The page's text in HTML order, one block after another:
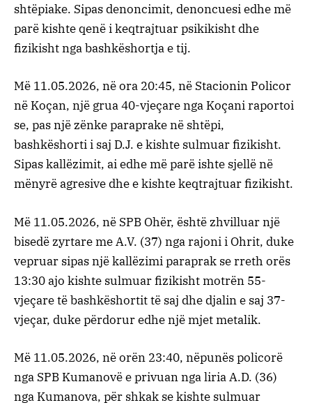
shtëpiake. Sipas denoncimit, denoncuesi edhe më
parë kishte qenë i keqtrajtuar psikikisht dhe
fizikisht nga bashkëshortja e tij.
Më 11.05.2026, në ora 20:45, në Stacionin Policor
në Koçan, një grua 40-vjeçare nga Koçani raportoi
se, pas një zënke paraprake në shtëpi,
bashkëshorti i saj D.J. e kishte sulmuar fizikisht.
Sipas kallëzimit, ai edhe më parë ishte sjellë në
mënyrë agresive dhe e kishte keqtrajtuar fizikisht.
Më 11.05.2026, në SPB Ohër, është zhvilluar një
bisedë zyrtare me A.V. (37) nga rajoni i Ohrit, duke
vepruar sipas një kallëzimi paraprak se rreth orës
13:30 ajo kishte sulmuar fizikisht motrën 55-
vjeçare të bashkëshortit të saj dhe djalin e saj 37-
vjeçar, duke përdorur edhe një mjet metalik.
Më 11.05.2026, në orën 23:40, nëpunës policorë
nga SPB Kumanovë e privuan nga liria A.D. (36)
nga Kumanova, për shkak se kishte sulmuar